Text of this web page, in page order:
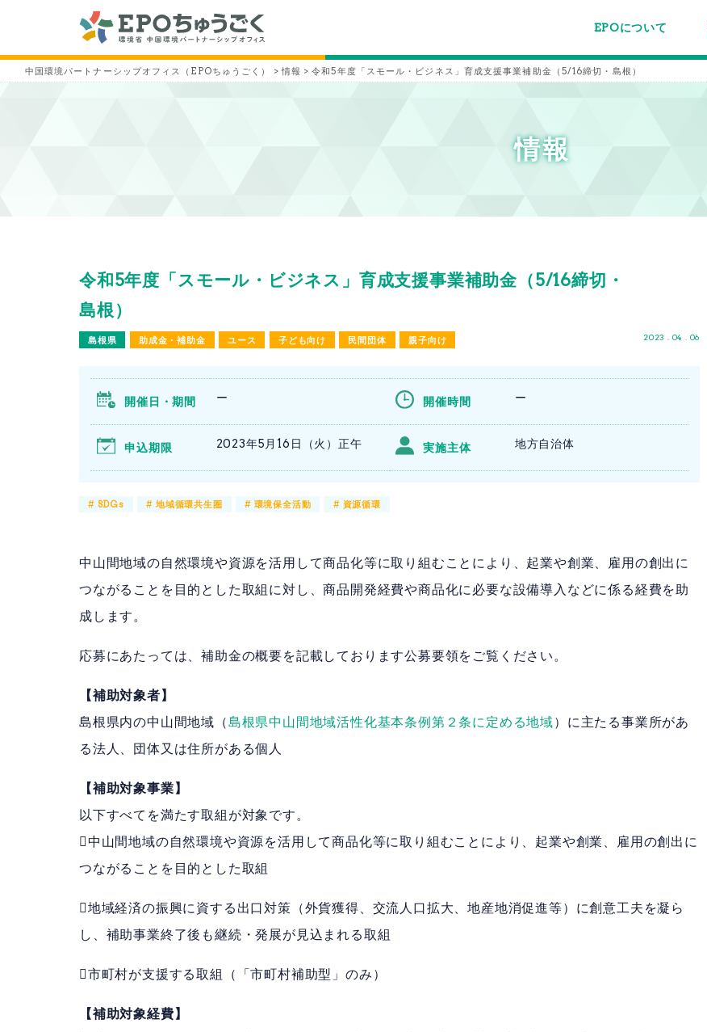
EPOについて
EPOちゅうごくについて
事業内容
スタッフ紹介
施設案内/利用案内
中国環境パートナーシップオフィス（EPOちゅうごく） >情報 >令和5年度「スモール・ビジネス」育成支援事業補助金（5/16締切・島根）
情報
令和5年度「スモール・ビジネス」育成支援事業補助金（5/16締切・
島根）
島根県 助成金・補助金 ユース 子ども向け 民間団体 親子向け 2023 . 04 . 06
開催日・期間 ー 開催時間 ー
申込期限 2023年5月16日（火）正午 実施主体 地方自治体
# SDGs # 地域循環共生圏 # 環境保全活動 # 資源循環
中山間地域の自然環境や資源を活用して商品化等に取り組むことにより、起業や創業、雇用の創出に
つながることを目的とした取組に対し、商品開発経費や商品化に必要な設備導入などに係る経費を助
成します。
応募にあたっては、補助金の概要を記載しております公募要領をご覧ください。
【補助対象者】
島根県内の中山間地域（島根県中山間地域活性化基本条例第２条に定める地域）に主たる事業所があ
る法人、団体又は住所がある個人
【補助対象事業】
以下すべてを満たす取組が対象です。
中山間地域の自然環境や資源を活用して商品化等に取り組むことにより、起業や創業、雇用の創出に
つながることを目的とした取組
地域経済の振興に資する出口対策（外貨獲得、交流人口拡大、地産地消促進等）に創意工夫を凝ら
し、補助事業終了後も継続・発展が見込まれる取組
市町村が支援する取組（「市町村補助型」のみ）
【補助対象経費】